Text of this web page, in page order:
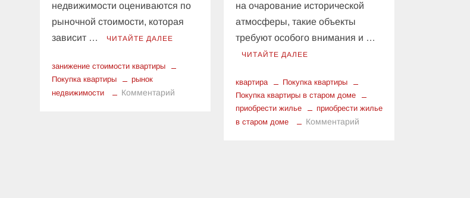
недвижимости оцениваются по
рыночной стоимости, которая
зависит …
ЧИТАЙТЕ ДАЛЕЕ
занижение стоимости квартиры
Покупка квартиры
рынок
недвижимости
Комментарий
на очарование исторической
атмосферы, такие объекты
требуют особого внимания и …
ЧИТАЙТЕ ДАЛЕЕ
квартира
Покупка квартиры
Покупка квартиры в старом доме
приобрести жилье
приобрести жилье
в старом доме
Комментарий